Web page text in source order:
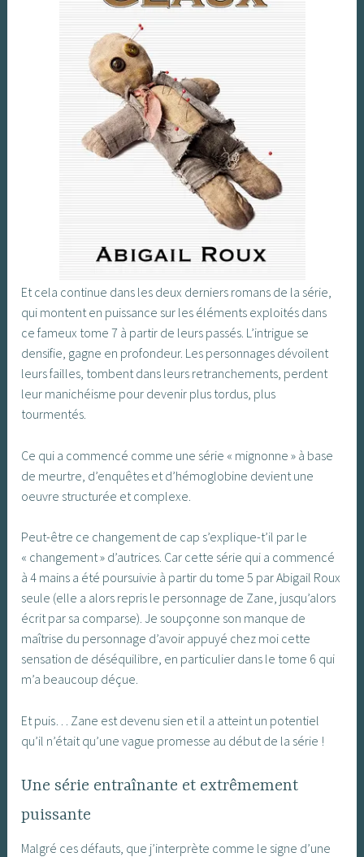
Et cela continue dans les deux derniers romans de la série,
qui montent en puissance sur les éléments exploités dans
ce fameux tome 7 à partir de leurs passés. L’intrigue se
densifie, gagne en profondeur. Les personnages dévoilent
leurs failles, tombent dans leurs retranchements, perdent
leur manichéisme pour devenir plus tordus, plus
tourmentés.
Ce qui a commencé comme une série « mignonne » à base
de meurtre, d’enquêtes et d’hémoglobine devient une
oeuvre structurée et complexe.
Peut-être ce changement de cap s’explique-t’il par le
« changement » d’autrices. Car cette série qui a commencé
à 4 mains a été poursuivie à partir du tome 5 par Abigail Roux
seule (elle a alors repris le personnage de Zane, jusqu’alors
écrit par sa comparse). Je soupçonne son manque de
maîtrise du personnage d’avoir appuyé chez moi cette
sensation de déséquilibre, en particulier dans le tome 6 qui
m’a beaucoup déçue.
Et puis… Zane est devenu sien et il a atteint un potentiel
qu’il n’était qu’une vague promesse au début de la série !
Une série entraînante et extrêmement
puissante
Malgré ces défauts, que j’interprète comme le signe d’une